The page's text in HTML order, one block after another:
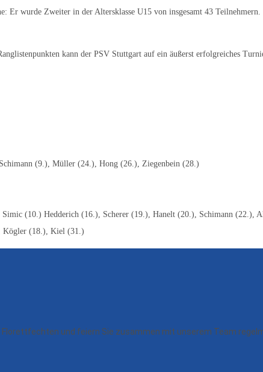
Er wurde Zweiter in der Altersklasse U15 von insgesamt 43
kann der PSV Stuttgart auf ein äußerst erfolgreiches
(9.), Müller (24.), Hong (26.), Ziegenbein (28.)
(10.) Hedderich (16.), Scherer (19.), Hanelt (20.), Schimann (22.),
Kögler (18.), Kiel (31.)
Florettfechten und feiern Sie zusammen mit unserem Team